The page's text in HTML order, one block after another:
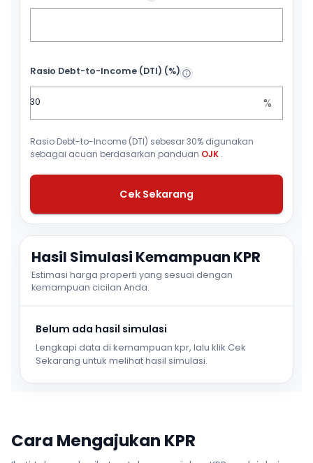
Rasio Debt-to-Income (DTI) (%)
%
Rasio Debt-to-Income (DTI) sebesar 30% digunakan
sebagai acuan berdasarkan panduan OJK .
Cek Sekarang
Hasil Simulasi Kemampuan KPR
Estimasi harga properti yang sesuai dengan
kemampuan cicilan Anda.
Belum ada hasil simulasi
Lengkapi data di kemampuan kpr, lalu klik Cek
Sekarang untuk melihat hasil simulasi.
Cara Mengajukan KPR